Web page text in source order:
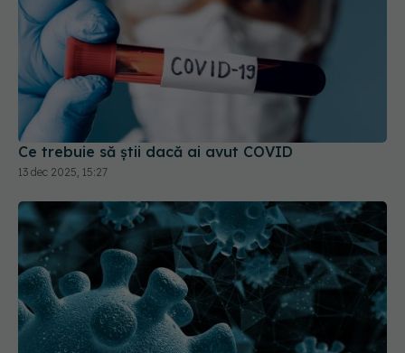
Ce trebuie să știi dacă ai avut COVID
13 dec 2025, 15:27